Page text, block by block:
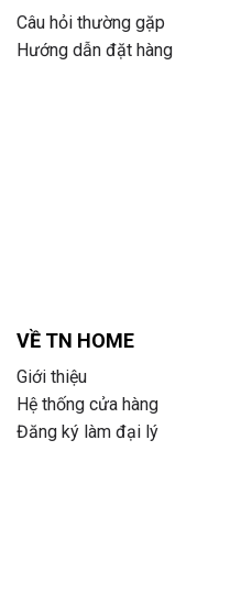
Câu hỏi thường gặp
Hướng dẫn đặt hàng
VỀ TN HOME
Giới thiệu
Hệ thống cửa hàng
Đăng ký làm đại lý